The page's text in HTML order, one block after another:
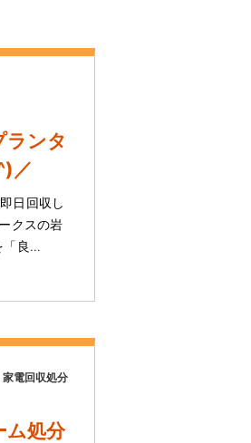
ランタ
／
日回収し
クスの岩
「良…
家電回収処分
ム処分